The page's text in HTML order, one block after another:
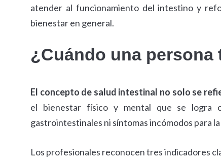
atender al funcionamiento del intestino y
bienestar en general.
¿Cuándo una persona
El concepto de salud intestinal no solo se
el bienestar físico y mental que se logra
gastrointestinales ni síntomas incómodos para
Los profesionales reconocen tres indicadores